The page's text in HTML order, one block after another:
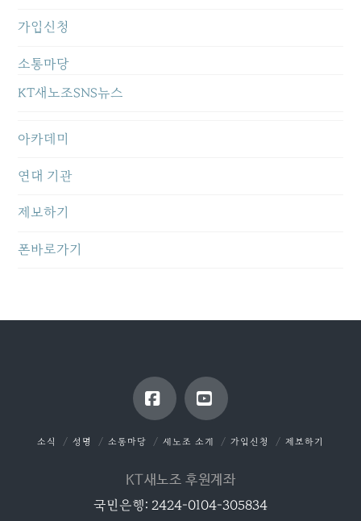
가입신청
소통마당
KT새노조SNS뉴스
아카데미
연대 기관
제보하기
폰바로가기
FacebookYouTube
소식 성명 소통마당 새노조 소개 가입신청 제보하기
KT새노조 후원계좌
국민은행: 2424-0104-305834